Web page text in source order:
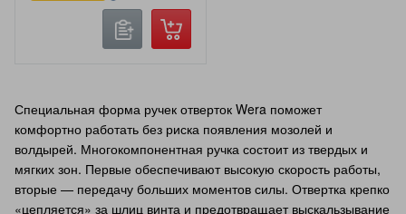
Специальная форма ручек отверток Wera поможет
комфортно работать без риска появления мозолей и
волдырей. Многокомпонентная ручка состоит из твердых и
мягких зон. Первые обеспечивают высокую скорость работы,
вторые — передачу больших моментов силы. Отвертка крепко
«цепляется» за шлиц винта и предотвращает выскальзывание